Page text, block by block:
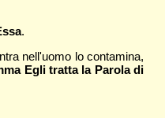
.
nell'uomo lo contamina,
Egli tratta la Parola di